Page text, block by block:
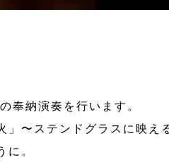
奉納演奏を行います。
」〜ステンドグラスに映え
に。